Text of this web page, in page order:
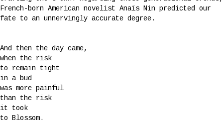
French-born American novelist Anaïs Nin predicted our
fate to an unnervingly accurate degree.
And then the day came,
when the risk
to remain tight
in a bud
was more painful
than the risk
it took
to Blossom.